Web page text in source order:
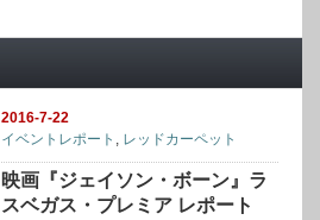
2016-7-22
イベントレポート , レッドカーペット
映画『ジェイソン・ボーン』ラ
スベガス・プレミア レポート